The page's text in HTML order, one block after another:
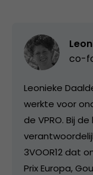
co-
Leonieke
werkte voor
de VPRO. Bij
3VOOR12 dat
Prix Europa,